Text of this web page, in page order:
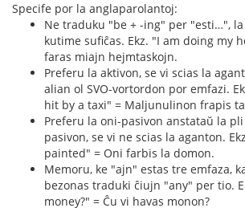
Specife por la anglaparolantoj:
Ne traduku "be + -ing" per "esti…",
kutime sufiĉas. Ekz. "I am doing my
faras miajn hejmtaskojn.
Preferu la aktivon, se vi scias la
alian ol SVO-vortordon por emfazi.
hit by a taxi" = Maljunulinon frapis
Preferu la oni-pasivon anstataŭ la
pasivon, se vi ne scias la aganton.
painted" = Oni farbis la domon.
Memoru, ke "ajn" estas tre emfaza,
bezonas traduki ĉiujn "any" per tio.
money?" = Ĉu vi havas monon?